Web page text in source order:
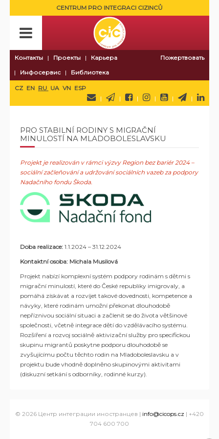
CENTRUM PRO INTEGRACI CIZINCŮ
Контакты Проекты
Карьера
Инфосервис
Библиотека
Пожертвовать
CZ EN RU UA VN ESP
PRO STABILNÍ RODINY S MIGRAČNÍ
MINULOSTÍ NA MLADOBOLESLAVSKU
Projekt je realizován v rámci výzvy Region bez bariér 2024 –
sociální začleňování a udržování sociálních vazebza podpory
Nadačního fondu Škoda.
Doba realizace: 1.1.2024 – 31.12.2024
Kontaktní osoba: Michala Musilová
Projekt nabízí komplexní systém podpory rodinám s dětmi s
migrační minulostí, které do České republiky imigrovaly, a
pomáhá získávat a rozvíjet takové dovednosti, kompetence a
návyky, které rodinám umožní překonat dlouhodobě
nepříznivou sociální situaci a začlenit se do života většinové
společnosti, včetně integrace dětí do vzdělávacího systému.
Rozšíření a rozvoj sociálně aktivizační služby pro specifickou
skupinu migrantů poskytne podporu dlouhodobě se
zvyšujícímu počtu těchto rodin na Mladoboleslavsku a v
projektu bude vhodně doplněno skupinovými aktivitami
(diskuzní setkání s odborníky, rodinné kurzy).
© 2026 Центр интеграции иностранцев | info@cicops.cz | +420
704 600 700